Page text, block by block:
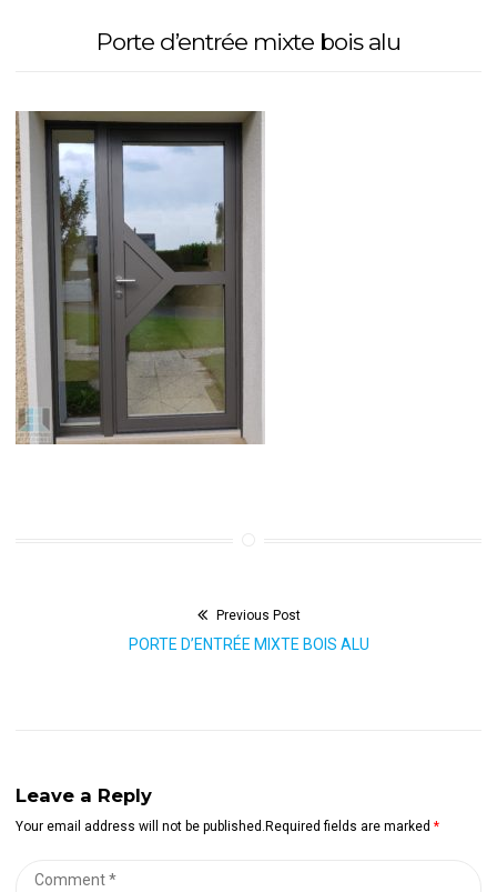
Porte d’entrée mixte bois alu
Previous Post
Previous
PORTE D’ENTRÉE MIXTE BOIS ALU
Leave a Reply
Your email address will not be published.Required fields are marked *
Comment